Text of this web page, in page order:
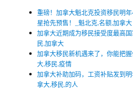
重磅！加拿大魁北克投资移民明
星抢先预售！_魁北克,名额,加拿大
加拿大近期成为移民接受度最高
民,加拿大
加拿大移民新机遇来了，你能把
大,移民,疫情
加拿大补助加码，工资补贴发到
拿大,移民,的人